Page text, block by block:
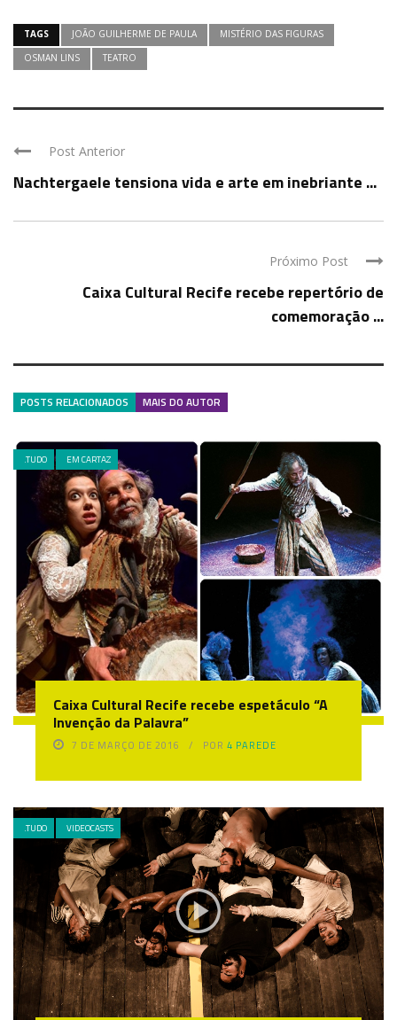
TAGS JOÃO GUILHERME DE PAULA
MISTÉRIO DAS FIGURAS
OSMAN LINS
TEATRO
Post Anterior
Nachtergaele tensiona vida e arte em inebriante ...
Próximo Post
Caixa Cultural Recife recebe repertório de
comemoração ...
POSTS RELACIONADOS MAIS DO AUTOR
.TUDO EM CARTAZ
Caixa Cultural Recife recebe espetáculo “A
Invenção da Palavra”
7 DE MARÇO DE 2016 POR4 PAREDE
.TUDO VIDEOCASTS